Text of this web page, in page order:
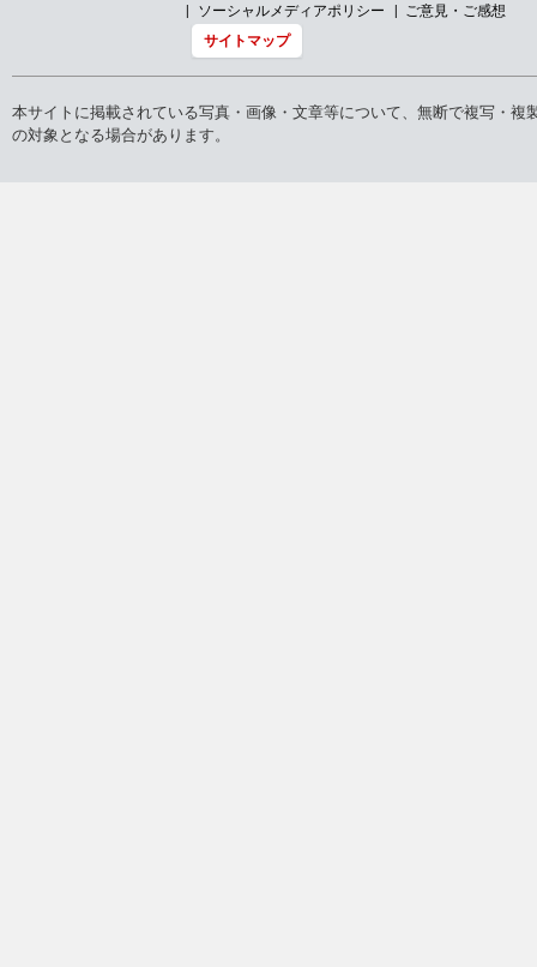
ソーシャルメディアポリシー
ご意見・ご感想
サイトマップ
本サイトに掲載されている写真・画像・文章等について、無断で複写・
の対象となる場合があります。